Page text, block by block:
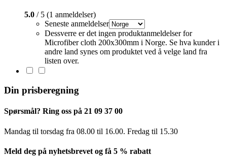
5.0 / 5 (1 anmeldelser)
Seneste anmeldelser
Dessverre er det ingen produktanmeldelser for
Microfiber cloth 200x300mm i Norge. Se hva kunder i
andre land synes om produktet ved å velge land fra
listen over.
Din prisberegning
Spørsmål? Ring oss på 21 09 37 00
Mandag til torsdag ​​fra 08.00 til 16.00. Fredag til 15.30
Meld deg på nyhetsbrevet og få 5 % rabatt